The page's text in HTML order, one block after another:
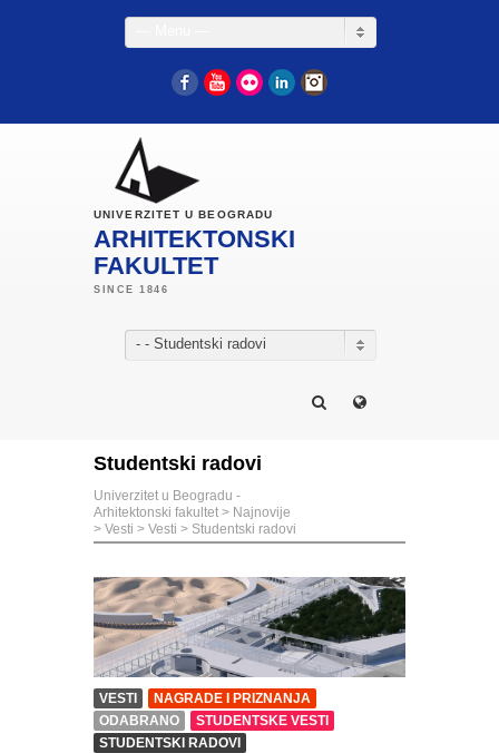
FacebookYouTube
Flickr LinkedIn
UNIVERZITET U BEOGRADU
ARHITEKTONSKI
FAKULTET
- - Studentski radovi
Studentski radovi
Univerzitet u Beogradu -
Arhitektonski fakultet > Najnovije
> Vesti > Vesti > Studentski radovi
VESTI
NAGRADE I PRIZNANJA
ODABRANO
STUDENTSKE VESTI
STUDENTSKI RADOVI